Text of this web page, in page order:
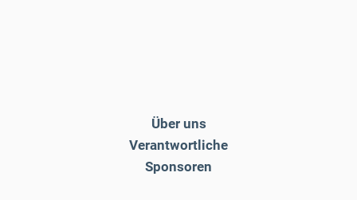
Über uns
Verantwortliche
Sponsoren